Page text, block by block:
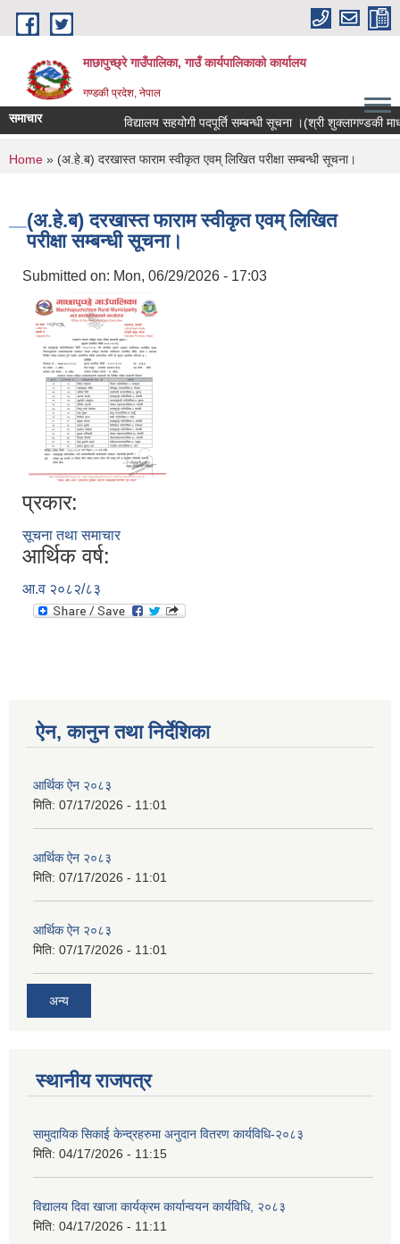
Skip to main content
माछापुच्छ्रे गाउँपालिका, गाउँ कार्यपालिकाको कार्यालय
गण्डकी प्रदेश, नेपाल
समाचार विद्यालय सहयोगी पदपूर्ति सम्बन्धी सूचना ।(श्री शुक्लागण्डकी
You are here
Home » (अ.हे.ब) दरखास्त फाराम स्वीकृत एवम् लिखित परीक्षा सम्बन्धी सूचना।
(अ.हे.ब) दरखास्त फाराम स्वीकृत एवम् लिखित
परीक्षा सम्बन्धी सूचना।
Submitted on: Mon, 06/29/2026 - 17:03
प्रकार:
सूचना तथा समाचार
आर्थिक वर्ष:
आ.व २०८२/८३
ऐन, कानुन तथा निर्देशिका
आर्थिक ऐन २०८३
मिति: 07/17/2026 - 11:01
आर्थिक ऐन २०८३
मिति: 07/17/2026 - 11:01
आर्थिक ऐन २०८३
मिति: 07/17/2026 - 11:01
अन्य
स्थानीय राजपत्र
सामुदायिक सिकाई केन्द्रहरुमा अनुदान वितरण कार्यविधि-२०८३
मिति: 04/17/2026 - 11:15
विद्यालय दिवा खाजा कार्यक्रम कार्यान्वयन कार्यविधि, २०८३
मिति: 04/17/2026 - 11:11